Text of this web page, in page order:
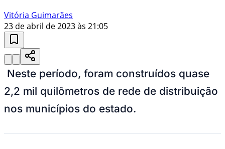
Vitória Guimarães
23 de abril de 2023 às 21:05
Neste período, foram construídos quase
2,2 mil quilômetros de rede de distribuição
nos municípios do estado.